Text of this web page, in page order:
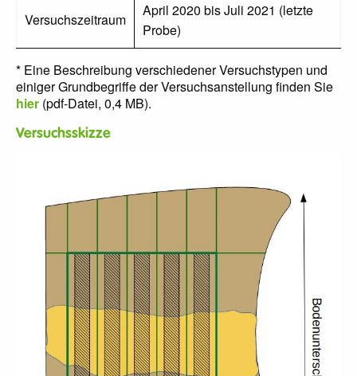
Versuchszeitraum
April 2020 bis Juli 2021 (letzte
Probe)
* Eine Beschreibung verschiedener Versuchstypen und
einiger Grundbegriffe der Versuchsanstellung finden Sie
hier (pdf-Datei, 0,4 MB).
Versuchsskizze